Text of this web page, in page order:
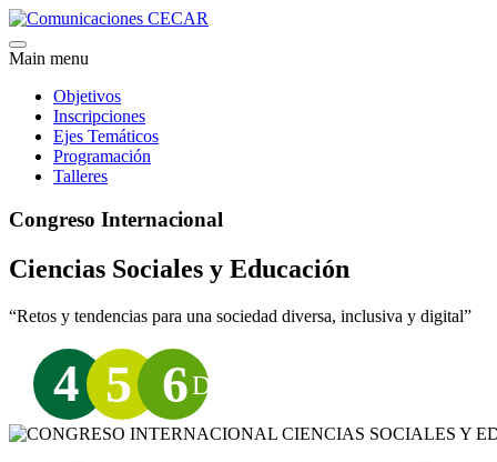
Main menu
Objetivos
Inscripciones
Ejes Temáticos
Programación
Talleres
Congreso Internacional
Ciencias Sociales y Educación
“Retos y tendencias para una sociedad diversa, inclusiva y digital”
4 5 6DE OCTUBRE 2023